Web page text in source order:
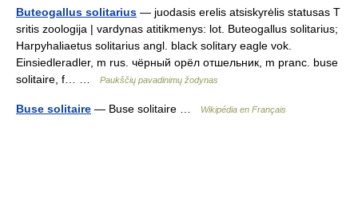
Buteogallus solitarius — juodasis erelis atsiskyrėlis statusas T
sritis zoologija | vardynas atitikmenys: lot. Buteogallus solitarius;
Harpyhaliaetus solitarius angl. black solitary eagle vok.
Einsiedleradler, m rus. чёрный орёл отшельник, m pranc. buse
solitaire, f… …
Paukščių pavadinimų žodynas
Buse solitaire — Buse solitaire … Wikipédia en Français